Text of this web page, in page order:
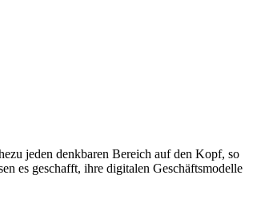
jeden denkbaren Bereich auf den Kopf, so
es geschafft, ihre digitalen Geschäftsmodelle